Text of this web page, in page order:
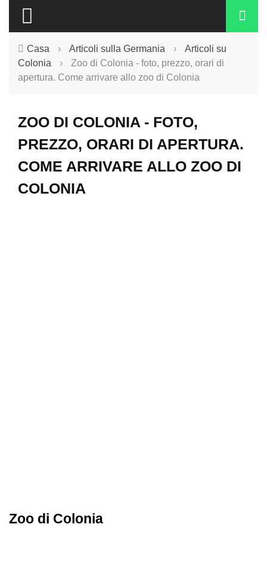
Casa › Articoli sulla Germania ›
Articoli su
Colonia
›
Zoo di Colonia - foto, prezzo, orari di
apertura. Come arrivare allo zoo di Colonia
ZOO DI COLONIA - FOTO,
PREZZO, ORARI DI APERTURA.
COME ARRIVARE ALLO ZOO DI
COLONIA
Zoo di Colonia